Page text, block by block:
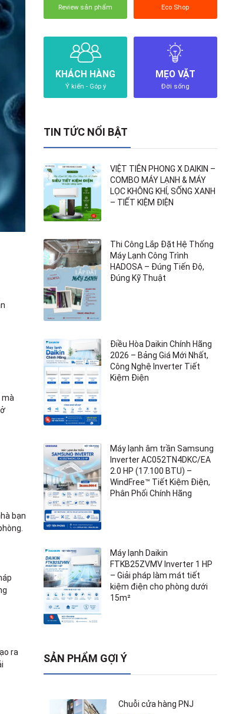
mà
bạn
ra
Review sản phẩm Eco Shop
KHÁCH HÀNG
Ý kiến - Góp ý
MẸO VẶT
Đời sống
TIN TỨC NỔI BẬT
VIỆT TIÊN PHONG X DAIKIN –
COMBO MÁY LẠNH & MÁY
LỌC KHÔNG KHÍ, SỐNG XANH
– TIẾT KIỆM ĐIỆN
Thi Công Lắp Đặt Hệ Thống
Máy Lạnh Công Trình
HADOSA – Đúng Tiến Độ,
Đúng Kỹ Thuật
Điều Hòa Daikin Chính Hãng
2026 – Bảng Giá Mới Nhất,
Công Nghệ Inverter Tiết
Kiệm Điện
Máy lạnh âm trần Samsung
Inverter AC052TN4DKC/EA
2.0 HP (17.100 BTU) –
WindFree™ Tiết Kiệm Điện,
Phân Phối Chính Hãng
Máy lạnh Daikin
FTKB25ZVMV Inverter 1 HP
– Giải pháp làm mát tiết
kiệm điện cho phòng dưới
15m²
SẢN PHẨM GỢI Ý
Chuỗi cửa hàng PNJ